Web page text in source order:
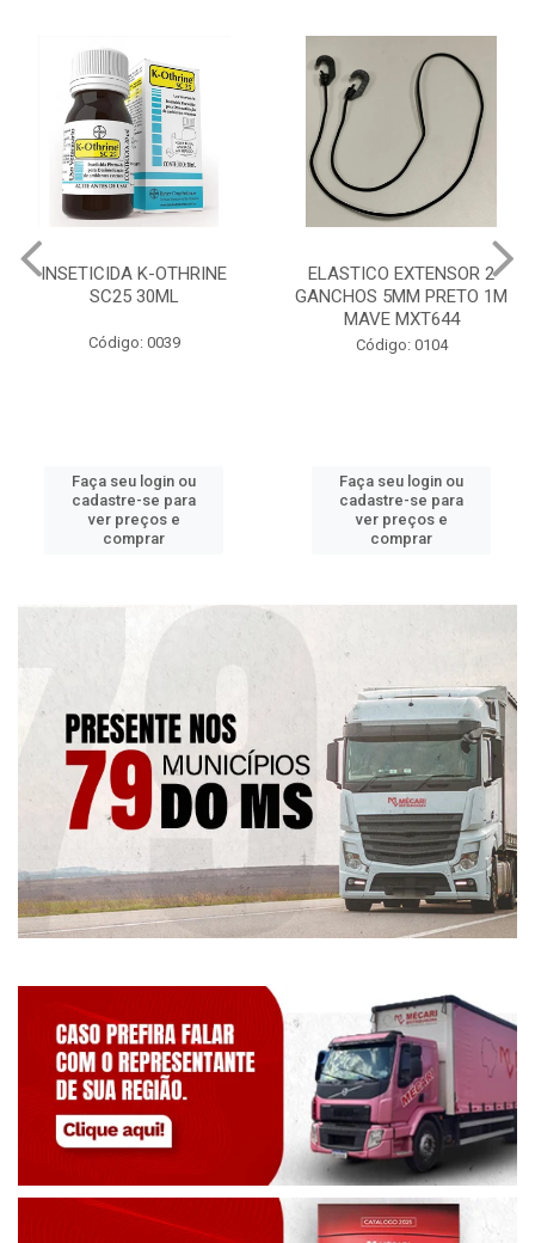
INSETICIDA K-OTHRINE
SC25 30ML
Código: 0039
Faça seu login ou
cadastre-se para
ver preços e
comprar
ELASTICO EXTENSOR 2
GANCHOS 5MM PRETO 1M
MAVE MXT644
Código: 0104
Faça seu login ou
cadastre-se para
ver preços e
comprar